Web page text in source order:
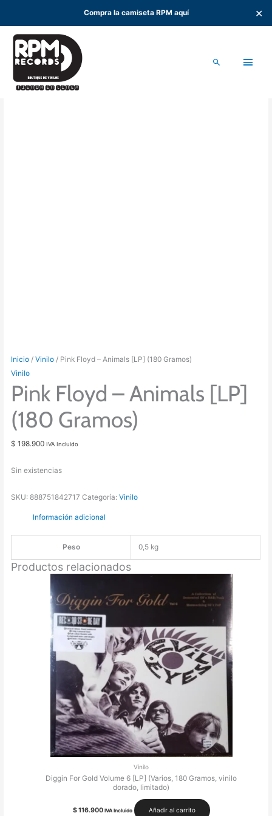
Compra la camiseta RPM aquí ✕
contenido
Buscar
Inicio /Vinilo / Pink Floyd – Animals [LP] (180 Gramos)
Vinilo
Pink Floyd – Animals [LP]
(180 Gramos)
$ 198.900 IVA Incluido
Sin existencias
SKU:888751842717 Categoría:Vinilo
Información adicional
Peso 0,5 kg
Productos relacionados
Vinilo
Diggin For Gold Volume 6 [LP] (Varios, 180 Gramos, vinilo
dorado, limitado)
$116.900 IVA Incluido Añadir al carrito